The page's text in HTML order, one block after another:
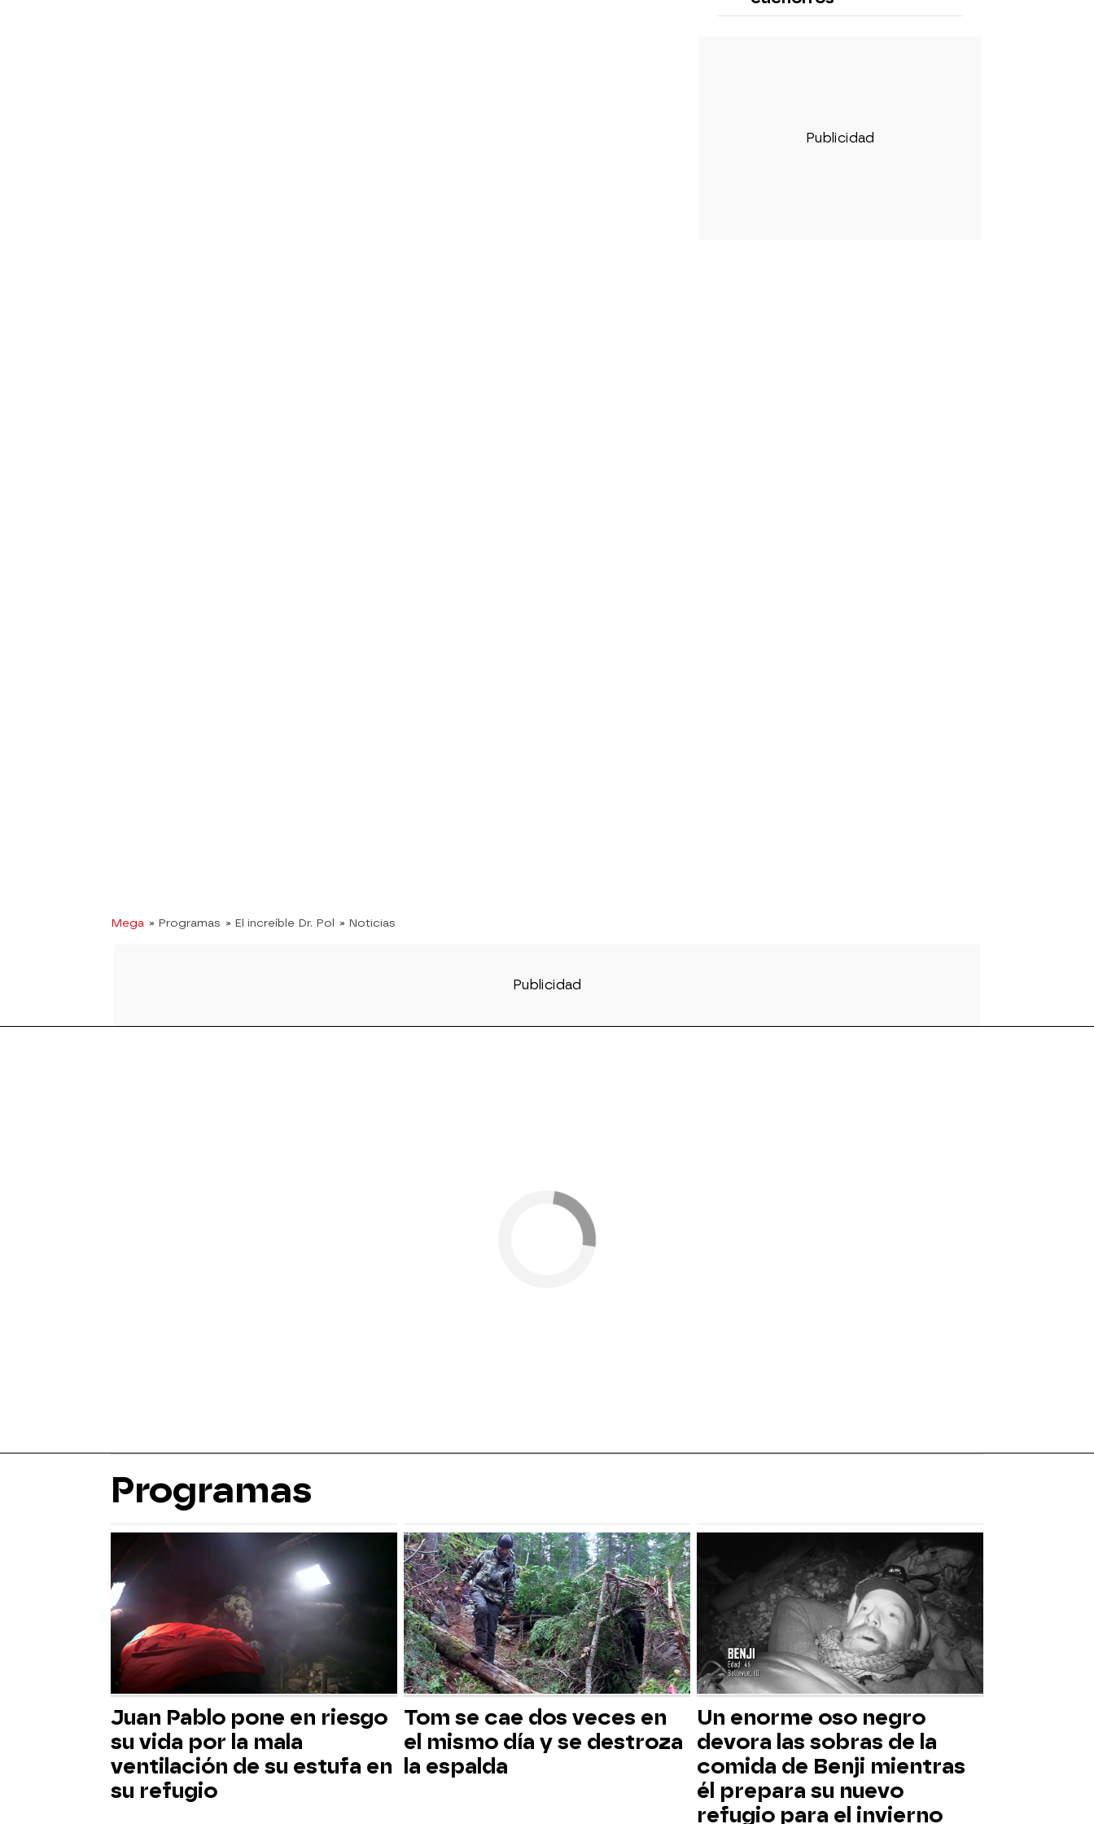
Mega » Programas » El increíble Dr. Pol » Noticias
Programas
Juan Pablo pone en riesgo
su vida por la mala
ventilación de su estufa en
su refugio
Tom se cae dos veces en
el mismo día y se destroza
la espalda
Un enorme oso negro
devora las sobras de la
comida de Benji mientras
él prepara su nuevo
refugio para el invierno